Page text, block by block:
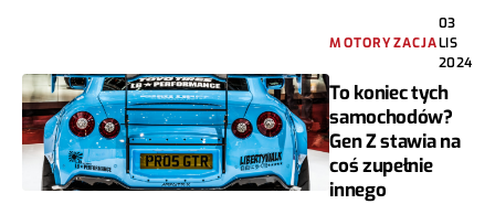
MOTORYZACJA
03
LIS
2024
To koniec tych
samochodów?
Gen Z stawia na
coś zupełnie
innego